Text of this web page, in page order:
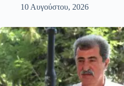
10 Αυγούστου, 2026